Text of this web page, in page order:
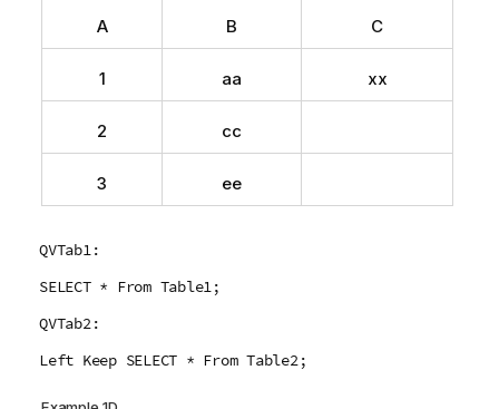
A B C
1 aa xx
2 cc
3 ee
QVTab1:
SELECT * From Table1;
QVTab2:
Left Keep SELECT * From Table2;